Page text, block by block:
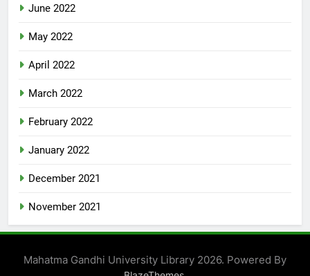
June 2022
May 2022
April 2022
March 2022
February 2022
January 2022
December 2021
November 2021
Mahatma Gandhi University Library 2026. Powered By